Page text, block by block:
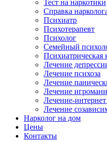
Тест на наркотики
Справка
Психиатр
Психотерапевт
Психолог
Семейный
Психиатрическая
Лечение
Лечение психоза
Лечение
Лечение
Лечение-
Лечение
Нарколог на дом
Цены
Контакты